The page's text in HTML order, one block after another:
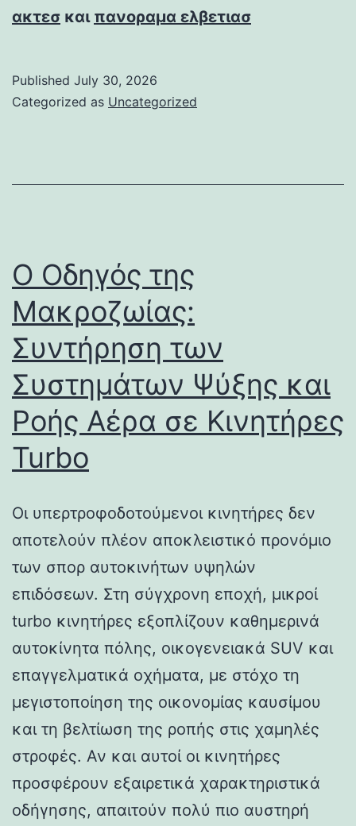
ακτεσ και πανοραμα ελβετιασ
Published July 30, 2026
Categorized as Uncategorized
Ο Οδηγός της
Μακροζωίας:
Συντήρηση των
Συστημάτων Ψύξης και
Ροής Αέρα σε Κινητήρες
Turbo
Οι υπερτροφοδοτούμενοι κινητήρες δεν
αποτελούν πλέον αποκλειστικό προνόμιο
των σπορ αυτοκινήτων υψηλών
επιδόσεων. Στη σύγχρονη εποχή, μικροί
turbo κινητήρες εξοπλίζουν καθημερινά
αυτοκίνητα πόλης, οικογενειακά SUV και
επαγγελματικά οχήματα, με στόχο τη
μεγιστοποίηση της οικονομίας καυσίμου
και τη βελτίωση της ροπής στις χαμηλές
στροφές. Αν και αυτοί οι κινητήρες
προσφέρουν εξαιρετικά χαρακτηριστικά
οδήγησης, απαιτούν πολύ πιο αυστηρή